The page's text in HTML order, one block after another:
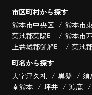
市区町村から探す
熊本市中央区
熊本市
菊池郡菊陽町
熊本市
上益城郡御船町
菊池
町名から探す
大字津久礼
黒髪 須
南熊本
坪井 渡鹿